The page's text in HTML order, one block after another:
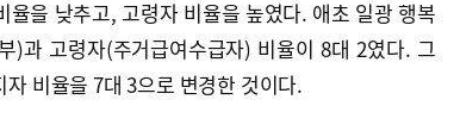
을 낮추고, 고령자 비율을 높였다. 애초 일광 행복
)과 고령자(주거급여수급자) 비율이 8대 2였다. 그
비율을 7대 3으로 변경한 것이다.